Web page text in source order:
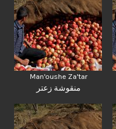
Man'oushe Za'tar
منقوشة زعتر